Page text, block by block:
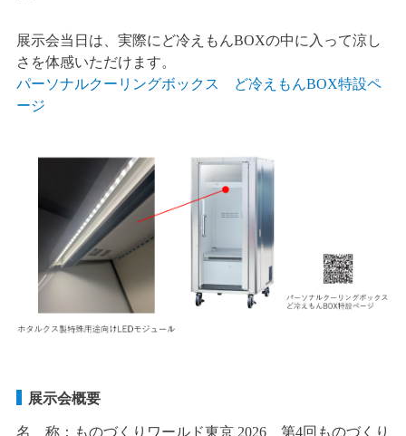
展示会当日は、実際にど冷えもんBOXの中に入って涼し
さを体感いただけます。
パーソナルクーリングボックス ど冷えもんBOX特設ペ
ージ
展示会概要
名 称：ものづくりワールド東京 2026 第4回ものづくり